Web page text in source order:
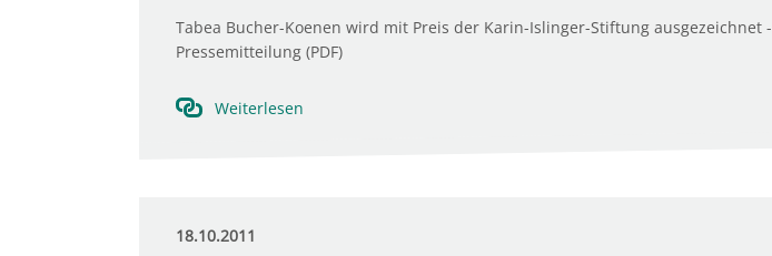
Tabea Bucher-Koenen wird mit Preis der Karin-Islinger-Stiftung ausgezeichnet -
Pressemitteilung (PDF)
Weiterlesen
18.10.2011